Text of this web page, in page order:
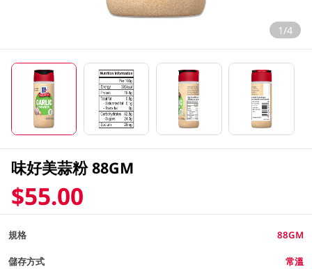
1/4
味好美蒜粉 88GM
$55.00
規格 88GM
儲存方式 常溫